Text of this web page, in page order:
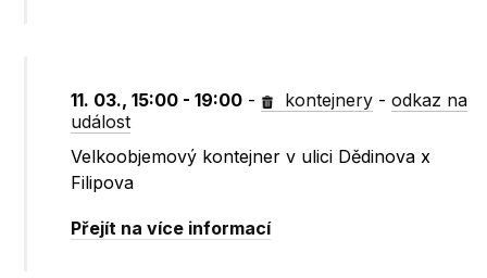
11. 03., 15:00 - 19:00 - kontejnery -odkaz na
událost
Velkoobjemový kontejner v ulici Dědinova x
Filipova
Přejít na více informací